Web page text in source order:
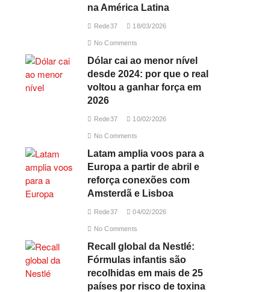
na América Latina
Rede37 18/03/2026
No Comments
Dólar cai ao menor nível
desde 2024: por que o real
voltou a ganhar força em
2026
Rede37 10/02/2026
No Comments
Latam amplia voos para a
Europa a partir de abril e
reforça conexões com
Amsterdã e Lisboa
Rede37 04/02/2026
No Comments
Recall global da Nestlé:
Fórmulas infantis são
recolhidas em mais de 25
países por risco de toxina